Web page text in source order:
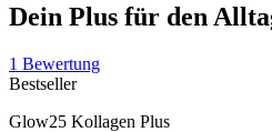
Dein Plus für den
1 Bewertung
Bestseller
Glow25 Kollagen Plus